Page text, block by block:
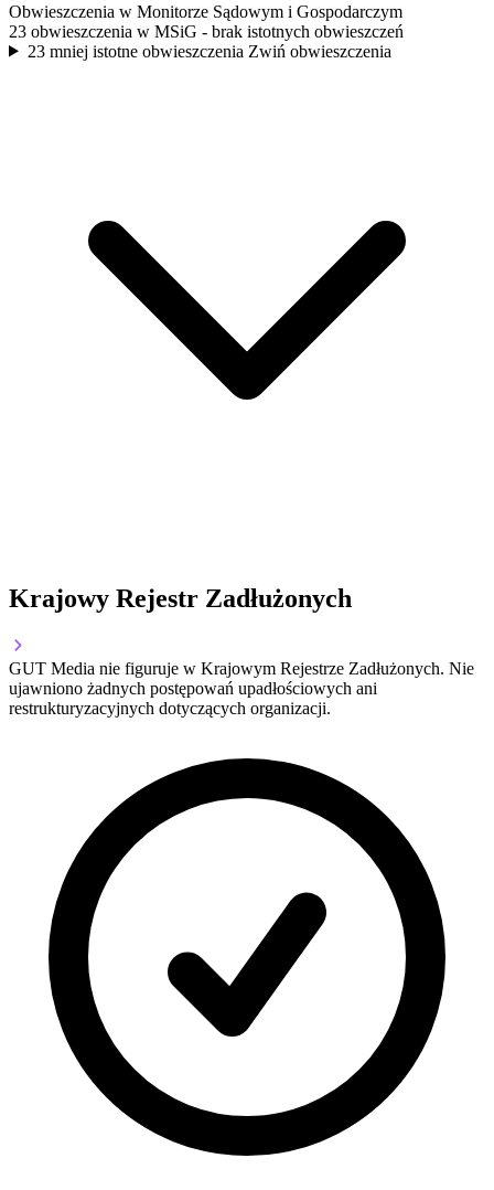
Obwieszczenia w Monitorze Sądowym i Gospodarczym
23 obwieszczenia w MSiG - brak istotnych obwieszczeń
23 mniej istotne obwieszczenia Zwiń obwieszczenia
Krajowy Rejestr Zadłużonych
GUT Media nie figuruje w Krajowym Rejestrze Zadłużonych. Nie
ujawniono żadnych postępowań upadłościowych ani
restrukturyzacyjnych dotyczących organizacji.